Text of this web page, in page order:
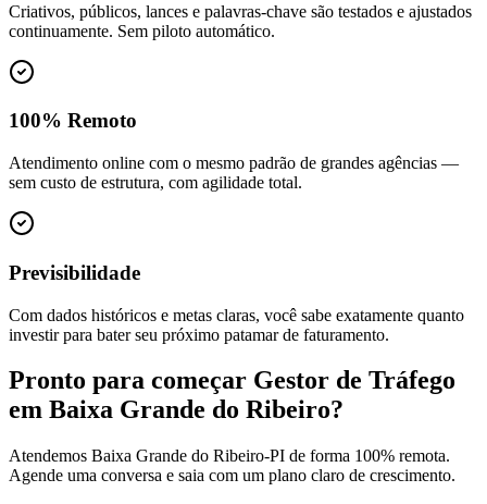
Criativos, públicos, lances e palavras-chave são testados e ajustados
continuamente. Sem piloto automático.
100% Remoto
Atendimento online com o mesmo padrão de grandes agências —
sem custo de estrutura, com agilidade total.
Previsibilidade
Com dados históricos e metas claras, você sabe exatamente quanto
investir para bater seu próximo patamar de faturamento.
Pronto para começar Gestor de Tráfego
em Baixa Grande do Ribeiro?
Atendemos Baixa Grande do Ribeiro-PI de forma 100% remota.
Agende uma conversa e saia com um plano claro de crescimento.